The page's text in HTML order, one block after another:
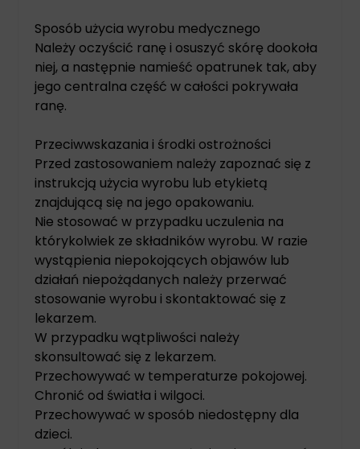
Sposób użycia wyrobu medycznego
Należy oczyścić ranę i osuszyć skórę dookoła
niej, a następnie namieść opatrunek tak, aby
jego centralna część w całości pokrywała
ranę.
Przeciwwskazania i środki ostrożności
Przed zastosowaniem należy zapoznać się z
instrukcją użycia wyrobu lub etykietą
znajdującą się na jego opakowaniu.
Nie stosować w przypadku uczulenia na
którykolwiek ze składników wyrobu. W razie
wystąpienia niepokojących objawów lub
działań niepożądanych należy przerwać
stosowanie wyrobu i skontaktować się z
lekarzem.
W przypadku wątpliwości należy
skonsultować się z lekarzem.
Przechowywać w temperaturze pokojowej.
Chronić od światła i wilgoci.
Przechowywać w sposób niedostępny dla
dzieci.